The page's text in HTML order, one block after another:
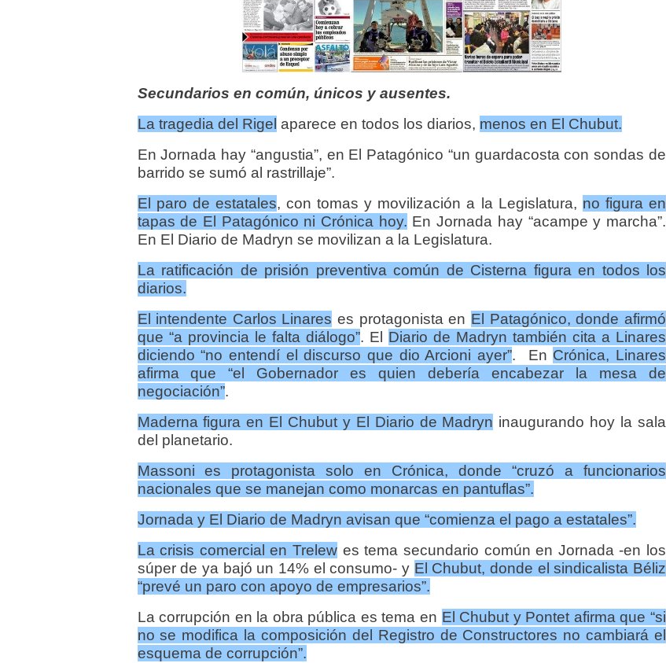
Secundarios en común, únicos y ausentes.
La tragedia del Rigel aparece en todos los diarios, menos en El Chubut.
En Jornada hay “angustia”, en El Patagónico “un guardacosta con sondas de
barrido se sumó al rastrillaje”.
El paro de estatales, con tomas y movilización a la Legislatura, no figura en
tapas de El Patagónico ni Crónica hoy. En Jornada hay “acampe y marcha”.
En El Diario de Madryn se movilizan a la Legislatura.
La ratificación de prisión preventiva común de Cisterna figura en todos los
diarios.
El intendente Carlos Linares es protagonista en El Patagónico, donde afirmó
que “a provincia le falta diálogo”. El Diario de Madryn también cita a Linares
diciendo “no entendí el discurso que dio Arcioni ayer”. En Crónica, Linares
afirma que “el Gobernador es quien debería encabezar la mesa de
negociación”.
Maderna figura en El Chubut y El Diario de Madryn inaugurando hoy la sala
del planetario.
Massoni es protagonista solo en Crónica, donde “cruzó a funcionarios
nacionales que se manejan como monarcas en pantuflas”.
Jornada y El Diario de Madryn avisan que “comienza el pago a estatales”.
La crisis comercial en Trelew es tema secundario común en Jornada -en los
súper de ya bajó un 14% el consumo- y El Chubut, donde el sindicalista Béliz
“prevé un paro con apoyo de empresarios”.
La corrupción en la obra pública es tema en El Chubut y Pontet afirma que “si
no se modifica la composición del Registro de Constructores no cambiará el
esquema de corrupción”.